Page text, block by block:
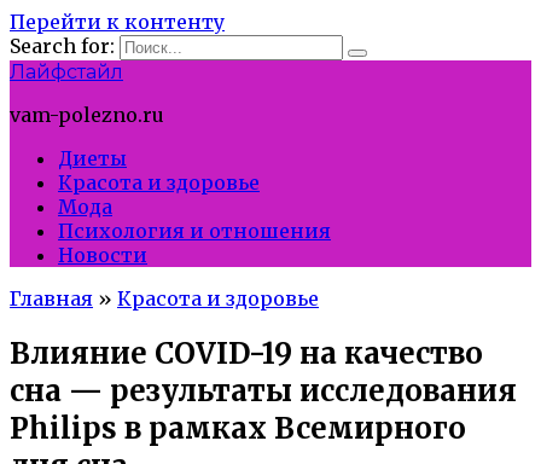
Перейти к контенту
Search for:
Лайфстайл
vam-polezno.ru
Диеты
Красота и здоровье
Мода
Психология и отношения
Новости
Главная » Красота и здоровье
Влияние COVID-19 на качество
сна — результаты исследования
Philips в рамках Всемирного